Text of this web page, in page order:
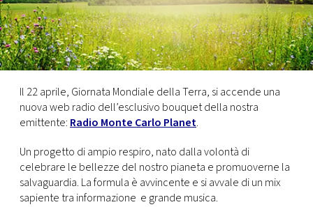
VIDEO
TV
PRINCIPATO
DI
MONACO
RMC
CONSIGLIA
Il 22 aprile, Giornata Mondiale della Terra, si accende una
nuova web radio dell’esclusivo bouquet della nostra
emittente: Radio Monte Carlo Planet.
Un progetto di ampio respiro, nato dalla volontà di
celebrare le bellezze del nostro pianeta e promuoverne la
salvaguardia. La formula è avvincente e si avvale di un mix
sapiente tra informazione e grande musica.